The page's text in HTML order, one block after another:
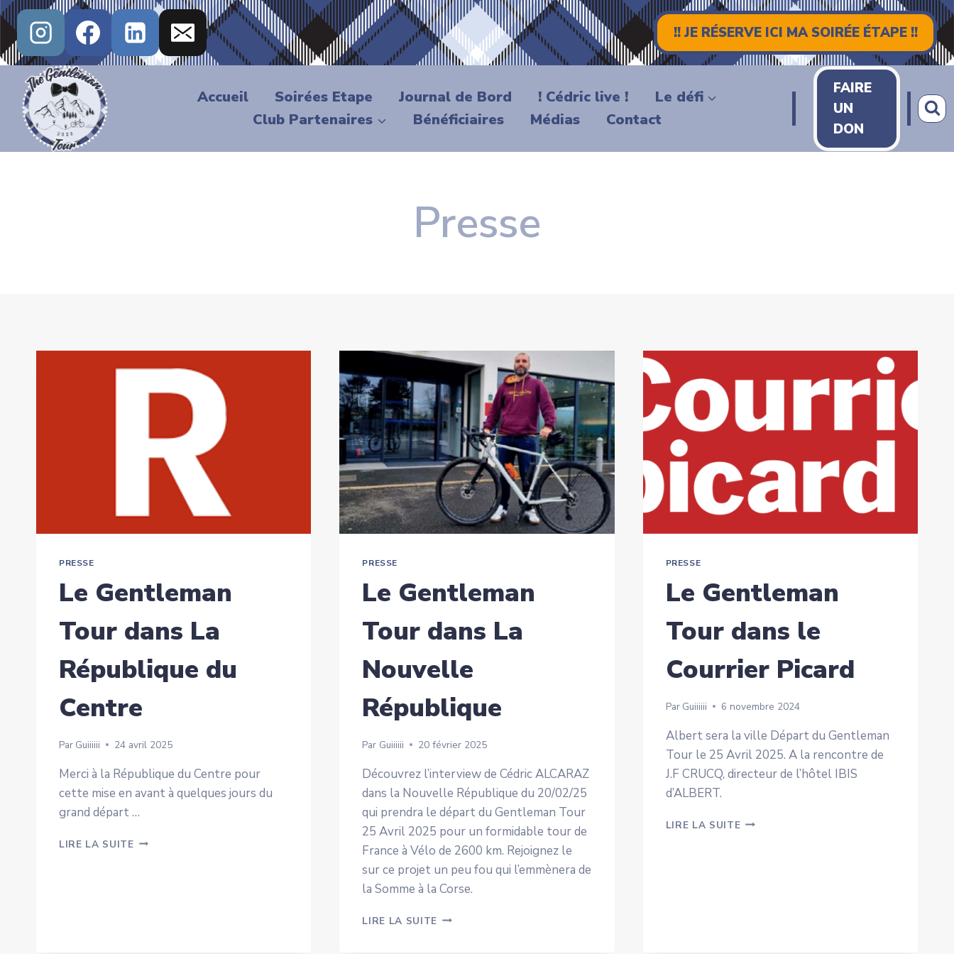
Aller
au
contenu
!! JE RÉSERVE ICI MA SOIRÉE ÉTAPE !!
Accueil Soirées Etape Journal de Bord ! Cédric live !
Le défi
Club Partenaires
Bénéficiaires Médias Contact
FAIRE
UN
DON
Presse
PRESSE
Le Gentleman
Tour dans La
République du
Centre
Par Guiiiiii 24 avril 2025
Merci à la République du Centre pour
cette mise en avant à quelques jours du
grand départ …
LIRE LA SUITELE
PRESSE
Le Gentleman
Tour dans La
Nouvelle
République
Par Guiiiiii 20 février 2025
Découvrez l’interview de Cédric ALCARAZ
dans la Nouvelle République du 20/02/25
qui prendra le départ du Gentleman Tour
25 Avril 2025 pour un formidable tour de
France à Vélo de 2600 km. Rejoignez le
sur ce projet un peu fou qui l’emmènera de
la Somme à la Corse.
LIRE LA SUITE LE
PRESSE
Le Gentleman
Tour dans le
Courrier Picard
Par Guiiiiii 6 novembre 2024
Albert sera la ville Départ du Gentleman
Tour le 25 Avril 2025. A la rencontre de
J.F CRUCQ, directeur de l’hôtel IBIS
d’ALBERT.
LIRE LA SUITELE